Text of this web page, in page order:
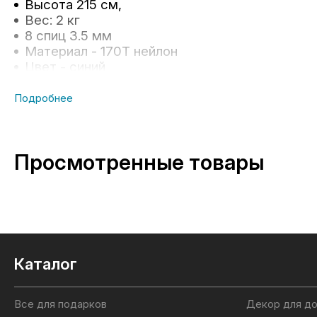
Высота 215 см,
Вес: 2 кг
8 спиц 3.5 мм
Материал - 170T нейлон
Цвет - синий
Стойка 32/32 мм с алюминиевым болтом
Просмотренные товары
Каталог
Все для подарков
Декор для